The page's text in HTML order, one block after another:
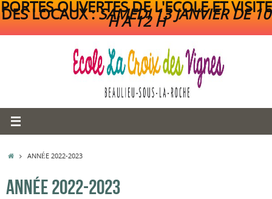
PORTES OUVERTES DE L'ECOLE ET VISITE
DES LOCAUX :SAMEDI 13 JANVIER DE 10
H A 12 H
ACCUEIL
ANNÉE 2022-2023
ANNÉE 2022-2023